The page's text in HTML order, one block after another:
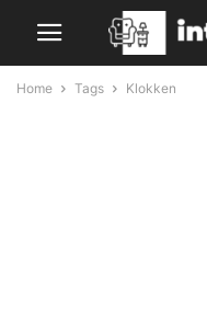
Home Tags Klokken